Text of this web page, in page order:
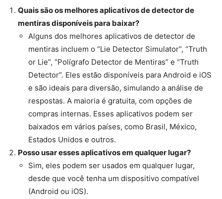
Quais são os melhores aplicativos de detector de
mentiras disponíveis para baixar?
Alguns dos melhores aplicativos de detector de
mentiras incluem o “Lie Detector Simulator”, “Truth
or Lie”, “Polígrafo Detector de Mentiras” e “Truth
Detector”. Eles estão disponíveis para Android e iOS
e são ideais para diversão, simulando a análise de
respostas. A maioria é gratuita, com opções de
compras internas. Esses aplicativos podem ser
baixados em vários países, como Brasil, México,
Estados Unidos e outros.
Posso usar esses aplicativos em qualquer lugar?
Sim, eles podem ser usados em qualquer lugar,
desde que você tenha um dispositivo compatível
(Android ou iOS).